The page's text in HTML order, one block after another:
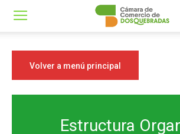
Volver a menú principal
Estructura